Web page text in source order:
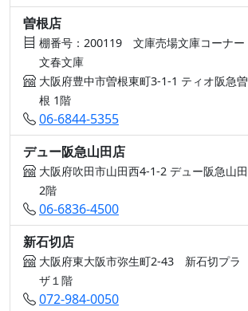
曽根店
棚番号：200119 文庫売場文庫コーナー
文春文庫
大阪府豊中市曽根東町3-1-1 ティオ阪急曽
根 1階
06-6844-5355
デュー阪急山田店
大阪府吹田市山田西4-1-2 デュー阪急山田
2階
06-6836-4500
新石切店
大阪府東大阪市弥生町2-43 新石切プラ
ザ１階
072-984-0050